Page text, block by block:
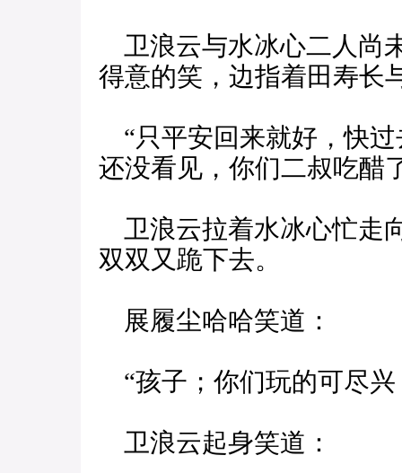
卫浪云与水冰心二人尚
得意的笑，边指着田寿长
“只平安回来就好，快
还没看见，你们二叔吃
卫浪云拉着水冰心忙走
双双又跪下去。
展履尘哈哈笑道：
“孩子；你们玩的可尽兴
卫浪云起身笑道：